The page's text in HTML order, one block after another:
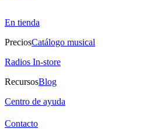
En tienda
PreciosCatálogo musical
Radios In-store
RecursosBlog
Centro de ayuda
Contacto